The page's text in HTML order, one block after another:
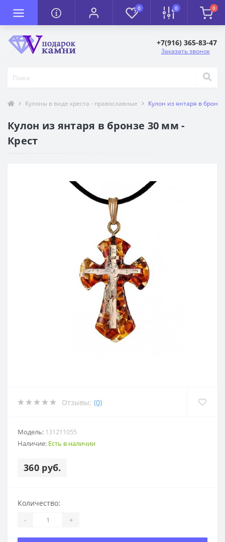
0 0 0
+7(916) 365-83-47
Заказать звонок
Кулоны в виде креста - православные Кулон из янтаря в
Кулон из янтаря в бронзе 30 мм -
Крест
Отзывы: (0)
Модель: 131211055
Наличие: Есть в наличии
360 руб.
Количество:
- +